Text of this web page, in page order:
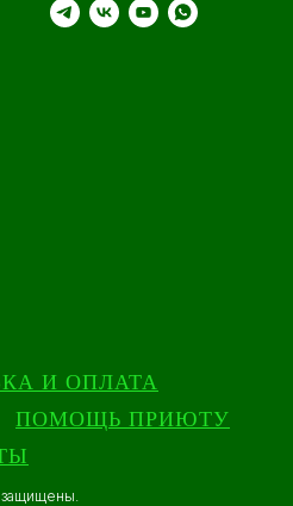
И ОПЛАТА
ПОМОЩЬ ПРИЮТУ